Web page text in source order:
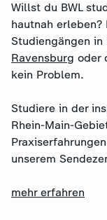
Willst du BWL
hautnah
Studiengängen
Ravensburg oder
kein Problem.
Studiere in der
Rhein-Main-
unserem
mehr erfahren